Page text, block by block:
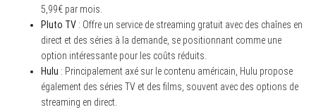
5,99€ par mois.
Pluto TV: Offre un service de streaming gratuit avec des chaînes en
direct et des séries à la demande, se positionnant comme une
option intéressante pour les coûts réduits.
Hulu : Principalement axé sur le contenu américain, Hulu propose
également des séries TV et des films, souvent avec des options de
streaming en direct.